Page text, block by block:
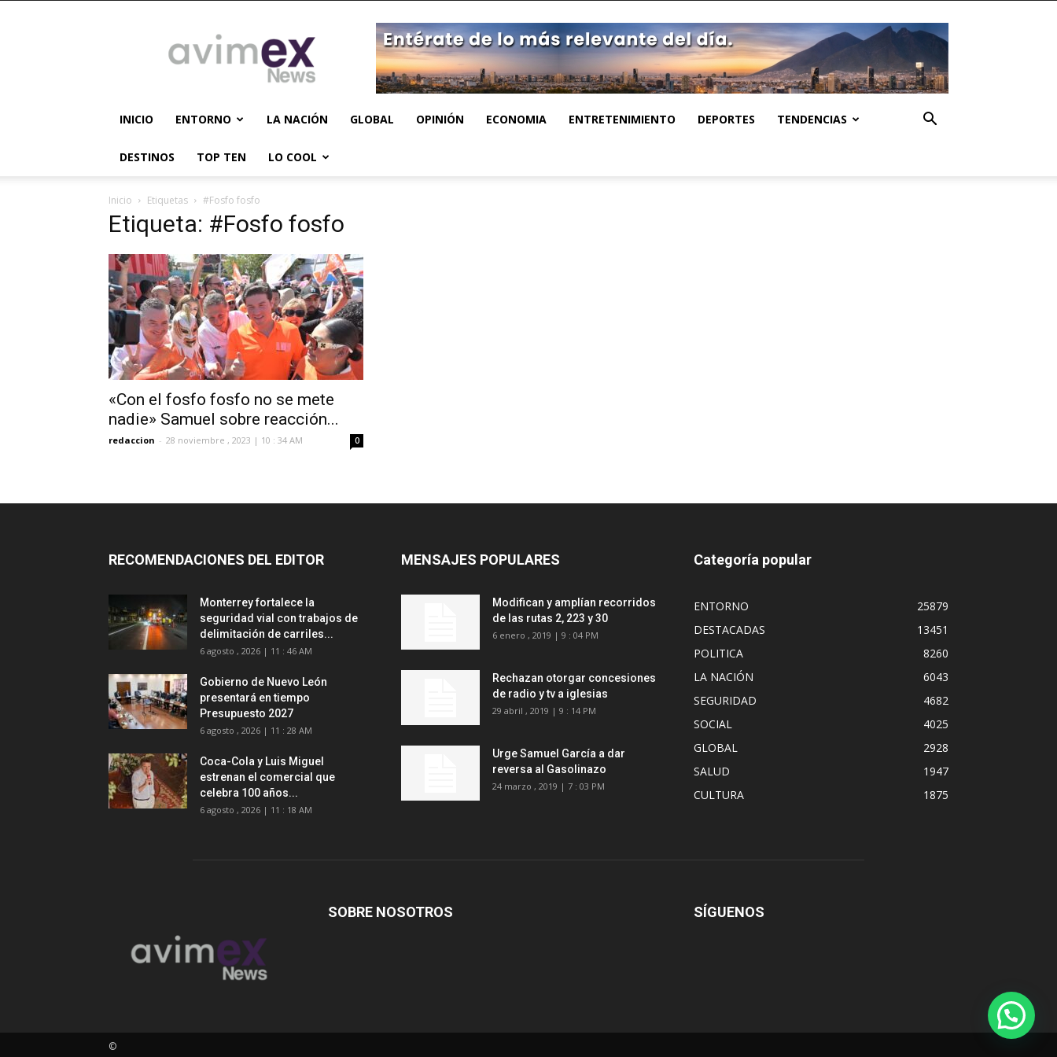
NEWS
INICIO ENTORNO LA NACIÓN GLOBAL OPINIÓN ECONOMIA ENTRETENIMIENTO DEPORTES TENDENCIAS
DESTINOS TOP TEN LO COOL
Inicio Etiquetas #Fosfo fosfo
Etiqueta: #Fosfo fosfo
«Con el fosfo fosfo no se mete
nadie» Samuel sobre reacción...
redaccion - 28 noviembre , 2023 | 10 : 34 AM 0
RECOMENDACIONES DEL EDITOR
Monterrey fortalece la
seguridad vial con trabajos de
delimitación de carriles...
6 agosto , 2026 | 11 : 46 AM
Gobierno de Nuevo León
presentará en tiempo
Presupuesto 2027
6 agosto , 2026 | 11 : 28 AM
Coca-Cola y Luis Miguel
estrenan el comercial que
celebra 100 años...
6 agosto , 2026 | 11 : 18 AM
MENSAJES POPULARES
Modifican y amplían recorridos
de las rutas 2, 223 y 30
6 enero , 2019 | 9 : 04 PM
Rechazan otorgar concesiones
de radio y tv a iglesias
29 abril , 2019 | 9 : 14 PM
Urge Samuel García a dar
reversa al Gasolinazo
24 marzo , 2019 | 7 : 03 PM
Categoría popular
ENTORNO
25879
DESTACADAS
13451
POLITICA
8260
LA NACIÓN
6043
SEGURIDAD
4682
SOCIAL
4025
GLOBAL
2928
SALUD
1947
CULTURA
1875
SOBRE NOSOTROS SÍGUENOS
©